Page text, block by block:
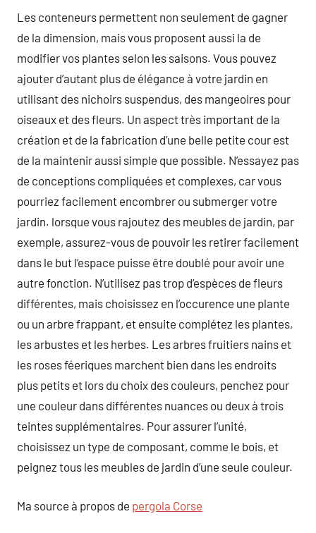
Les conteneurs permettent non seulement de gagner
de la dimension, mais vous proposent aussi la de
modifier vos plantes selon les saisons. Vous pouvez
ajouter d’autant plus de élégance à votre jardin en
utilisant des nichoirs suspendus, des mangeoires pour
oiseaux et des fleurs. Un aspect très important de la
création et de la fabrication d’une belle petite cour est
de la maintenir aussi simple que possible. N’essayez pas
de conceptions compliquées et complexes, car vous
pourriez facilement encombrer ou submerger votre
jardin. lorsque vous rajoutez des meubles de jardin, par
exemple, assurez-vous de pouvoir les retirer facilement
dans le but l’espace puisse être doublé pour avoir une
autre fonction. N’utilisez pas trop d’espèces de fleurs
différentes, mais choisissez en l’occurence une plante
ou un arbre frappant, et ensuite complétez les plantes,
les arbustes et les herbes. Les arbres fruitiers nains et
les roses féeriques marchent bien dans les endroits
plus petits et lors du choix des couleurs, penchez pour
une couleur dans différentes nuances ou deux à trois
teintes supplémentaires. Pour assurer l’unité,
choisissez un type de composant, comme le bois, et
peignez tous les meubles de jardin d’une seule couleur.
Ma source à propos de pergola Corse